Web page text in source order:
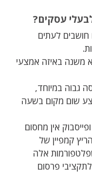
עסקים?
חושבים לעתים
משנה באיזה אמצעי
גבוה במיוחד,
שום מקום בשעה
אין מחסום
קמפיין של
אלה
פרסום